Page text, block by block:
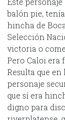
balón pie,
hincha de
Selección
victoria o
Pero Caloi era
Resulta que
personaje
que sí era
digno para